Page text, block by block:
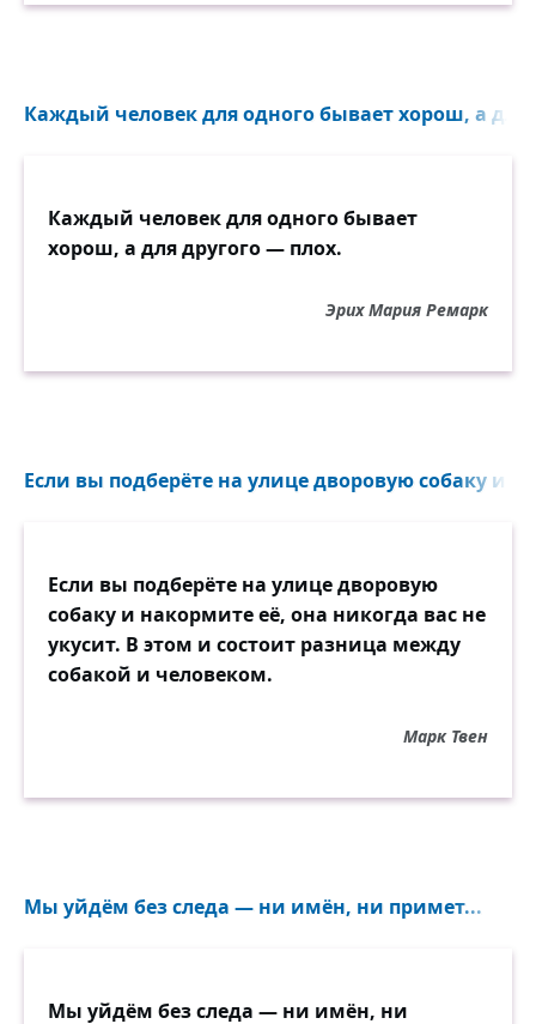
Каждый человек для одного бывает хорош, а для
Каждый человек для одного бывает
хорош, а для другого — плох.
Эрих Мария Ремарк
Если вы подберёте на улице дворовую собаку и
Если вы подберёте на улице дворовую
собаку и накормите её, она никогда вас не
укусит. В этом и состоит разница между
собакой и человеком.
Марк Твен
Мы уйдём без следа — ни имён, ни примет...
Мы уйдём без следа — ни имён, ни